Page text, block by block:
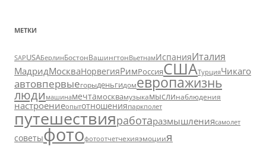
МЕТКИ
SAPUSAБерлинБостонВашингтонВьетнамИспанияИталия
МадридМоскваНорвегияРимРоссияСШАТурцияЧикаго
автовпервыегорыденьгидомевропажизнь
люди машинамечтамосквамузыкамыслинаблюдения
настроениеопытотношенияпаркполет
путешествияработаразмышлениясамолет
советыфотофотоотчетчехияэмоциия